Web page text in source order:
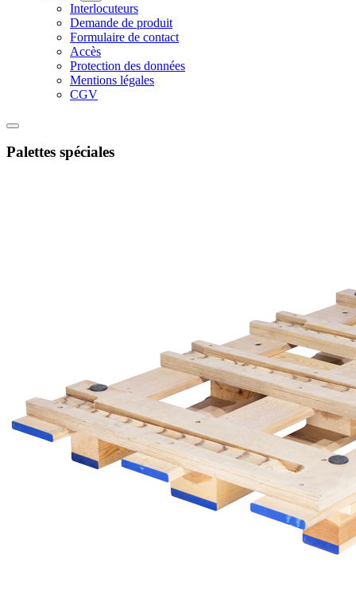
Interlocuteurs
Demande de produit
Formulaire de contact
Accès
Protection des données
Mentions légales
CGV
Palettes spéciales